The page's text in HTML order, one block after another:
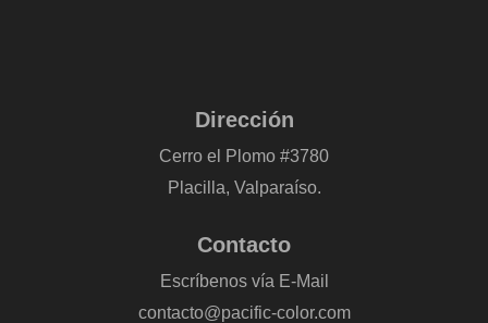
Dirección
Cerro el Plomo #3780
Placilla, Valparaíso.
Contacto
Escríbenos vía E-Mail
contacto@pacific-color.com